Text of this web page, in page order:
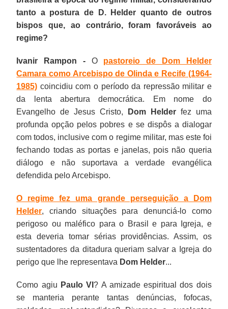
tanto a postura de D. Helder quanto de outros
bispos que, ao contrário, foram favoráveis ao
regime?
Ivanir Rampon -O pastoreio de Dom Helder
Camara como Arcebispo de Olinda e Recife (1964-
1985) coincidiu com o período da repressão militar e
da lenta abertura democrática. Em nome do
Evangelho de Jesus Cristo,
Dom Helderfez uma
profunda opção pelos pobres e se dispôs a dialogar
com todos, inclusive com o regime militar, mas este foi
fechando todas as portas e janelas, pois não queria
diálogo e não suportava a verdade evangélica
defendida pelo Arcebispo.
O regime fez uma grande perseguição a Dom
Helder, criando situações para denunciá-lo como
perigoso ou maléfico para o Brasil e para Igreja, e
esta deveria tomar sérias providências. Assim, os
sustentadores da ditadura queriam salvar a Igreja do
perigo que lhe representava Dom Helder...
Como agiu Paulo VI? A amizade espiritual dos dois
se manteria perante tantas denúncias, fofocas,